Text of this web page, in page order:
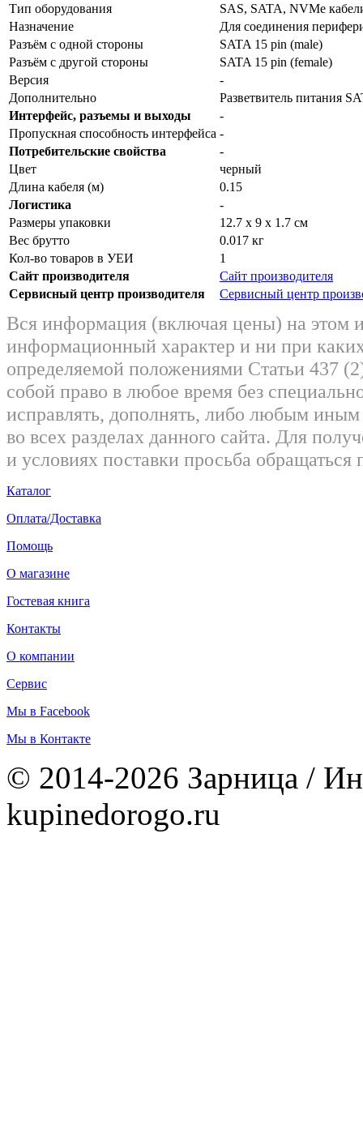
Тип оборудования
SAS, SATA, NVMe
Назначение
Для соединения
Разъём с одной стороны
SATA 15 pin (male)
Разъём с другой стороны
SATA 15 pin (female)
Версия
-
Дополнительно
Разветвитель питания
Интерфейс, разъемы и выходы
-
Пропускная способность интерфейса -
Потребительские свойства
-
Цвет
черный
Длина кабеля (м)
0.15
Логистика
-
Размеры упаковки
12.7 x 9 x 1.7 см
Вес брутто
0.017 кг
Кол-во товаров в УЕИ
1
Сайт производителя
Сайт производителя
Сервисный центр производителя
Сервисный центр
Вся информация (включая цены) на этом
информационный характер и ни при
определяемой положениями Статьи 437
собой право в любое время без
исправлять, дополнять, либо любым
во всех разделах данного сайта. Для
и условиях поставки просьба
Каталог
Оплата/Доставка
Помощь
О магазине
Гостевая книга
Контакты
О компании
Сервис
Мы в Facebook
Мы в Контакте
© 2014-2026 Зарница /
kupinedorogo.ru